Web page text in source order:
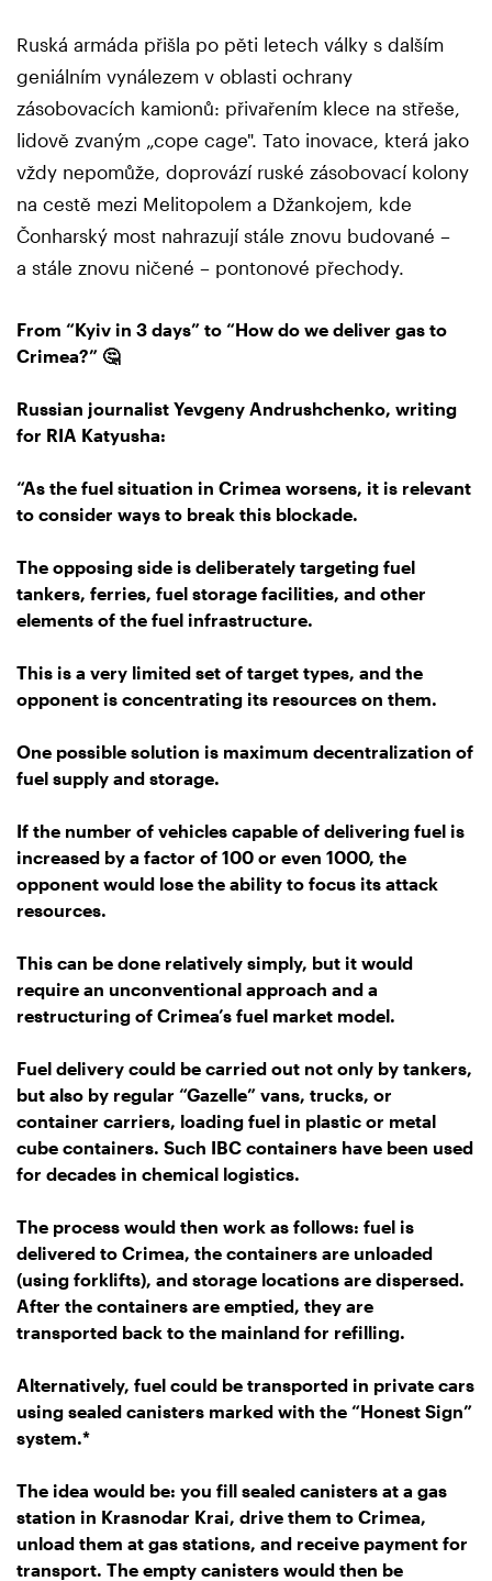
Ruská armáda přišla po pěti letech války s dalším
geniálním vynálezem v oblasti ochrany
zásobovacích kamionů: přivařením klece na střeše,
lidově zvaným „cope cage". Tato inovace, která jako
vždy nepomůže, doprovází ruské zásobovací kolony
na cestě mezi Melitopolem a Džankojem, kde
Čonharský most nahrazují stále znovu budované –
a stále znovu ničené – pontonové přechody.
From “Kyiv in 3 days” to “How do we deliver gas to
Crimea?” 🤔
Russian journalist Yevgeny Andrushchenko, writing
for RIA Katyusha:
“As the fuel situation in Crimea worsens, it is relevant
to consider ways to break this blockade.
The opposing side is deliberately targeting fuel
tankers, ferries, fuel storage facilities, and other
elements of the fuel infrastructure.
This is a very limited set of target types, and the
opponent is concentrating its resources on them.
One possible solution is maximum decentralization of
fuel supply and storage.
If the number of vehicles capable of delivering fuel is
increased by a factor of 100 or even 1000, the
opponent would lose the ability to focus its attack
resources.
This can be done relatively simply, but it would
require an unconventional approach and a
restructuring of Crimea’s fuel market model.
Fuel delivery could be carried out not only by tankers,
but also by regular “Gazelle” vans, trucks, or
container carriers, loading fuel in plastic or metal
cube containers. Such IBC containers have been used
for decades in chemical logistics.
The process would then work as follows: fuel is
delivered to Crimea, the containers are unloaded
(using forklifts), and storage locations are dispersed.
After the containers are emptied, they are
transported back to the mainland for refilling.
Alternatively, fuel could be transported in private cars
using sealed canisters marked with the “Honest Sign”
system.*
The idea would be: you fill sealed canisters at a gas
station in Krasnodar Krai, drive them to Crimea,
unload them at gas stations, and receive payment for
transport. The empty canisters would then be